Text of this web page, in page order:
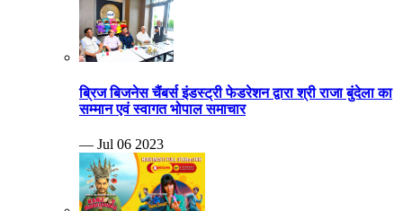
ब्रिज बिजनेस चैंबर्स इंडस्ट्री फेडरेशन द्वारा श्री राजा बुंदेला का
सम्मान एवं स्वागत भोपाल समाचार
— Jul 06 2023